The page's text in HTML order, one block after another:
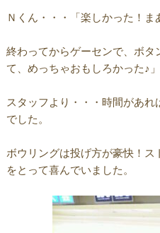
Ｎくん・・・「楽しかった！ま
終わってからゲーセンで、ボタ
て、めっちゃおもしろかった♪」
スタッフより・・・時間があ
でした。
ボウリングは投げ方が豪快！
をとって喜んでいました。